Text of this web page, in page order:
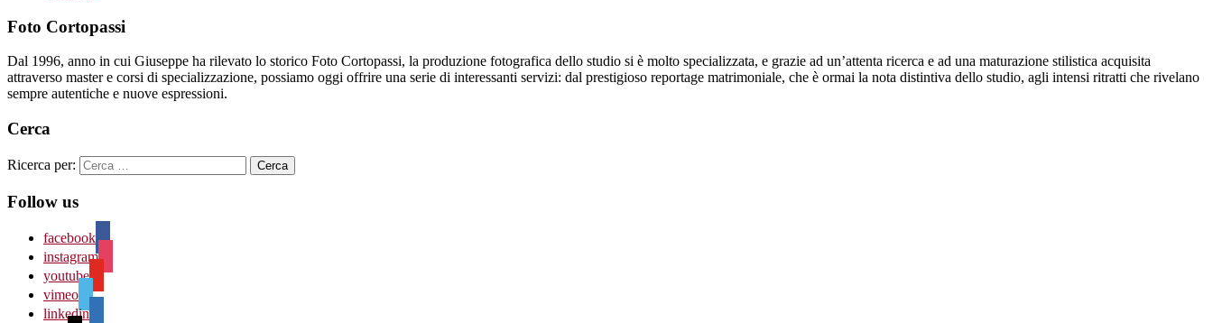
Foto Cortopassi
Dal 1996, anno in cui Giuseppe ha rilevato lo storico Foto Cortopassi, la produzione fotografica dello studio si è molto specializzata, e grazie ad un’attenta ricerca e ad una maturazione stilistica acquisita
attraverso master e corsi di specializzazione, possiamo oggi offrire una serie di interessanti servizi: dal prestigioso reportage matrimoniale, che è ormai la nota distintiva dello studio, agli intensi ritratti che rivelano
sempre autentiche e nuove espressioni.
Cerca
Ricerca per:
Follow us
facebook
instagram
youtube
vimeo
linkedin